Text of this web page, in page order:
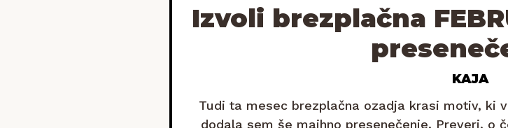
Izvoli brezplačna
KAJA
Tudi ta mesec brezplačna ozadja krasi motiv, ki
dodala sem še majhno presenečenje. Preveri, o